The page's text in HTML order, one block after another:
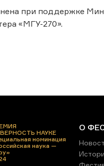
при поддержке
«МГУ-270».
НАУКЕ
номинация
наука —
О